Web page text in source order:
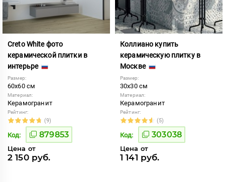
Creto White фото
керамической плитки в
интерьре
Размер:
60x60 см
Материал:
Керамогранит
Рейтинг:
(9)
Код: 879853
Цена от
2 150 руб.
Коллиано купить
керамическую плитку в
Москве
Размер:
30x30 см
Материал:
Керамогранит
Рейтинг:
(5)
Код: 303038
Цена от
1 141 руб.